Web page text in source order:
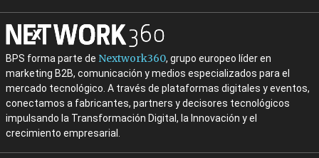
BPS forma parte de Nextwork360, grupo europeo líder en
marketing B2B, comunicación y medios especializados para el
mercado tecnológico. A través de plataformas digitales y eventos,
conectamos a fabricantes, partners y decisores tecnológicos
impulsando la Transformación Digital, la Innovación y el
crecimiento empresarial.